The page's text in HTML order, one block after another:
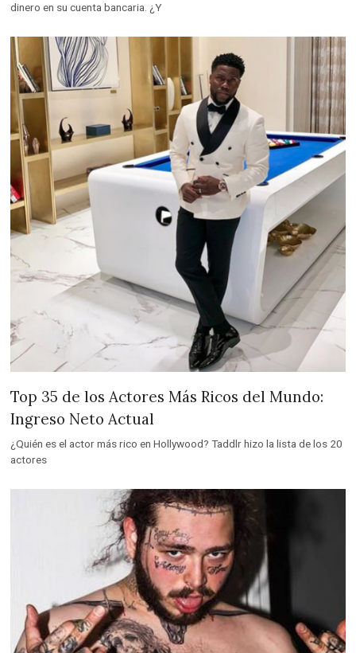
dinero en su cuenta bancaria. ¿Y
Top 35 de los Actores Más Ricos del Mundo:
Ingreso Neto Actual
¿Quién es el actor más rico en Hollywood? Taddlr hizo la lista de los 20
actores